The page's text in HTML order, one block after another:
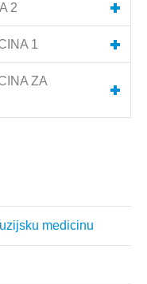
medicinu
2
1
ZA